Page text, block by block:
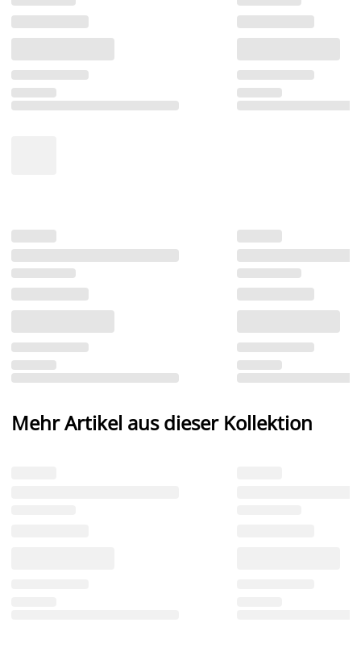
Mehr Artikel aus dieser Kollektion